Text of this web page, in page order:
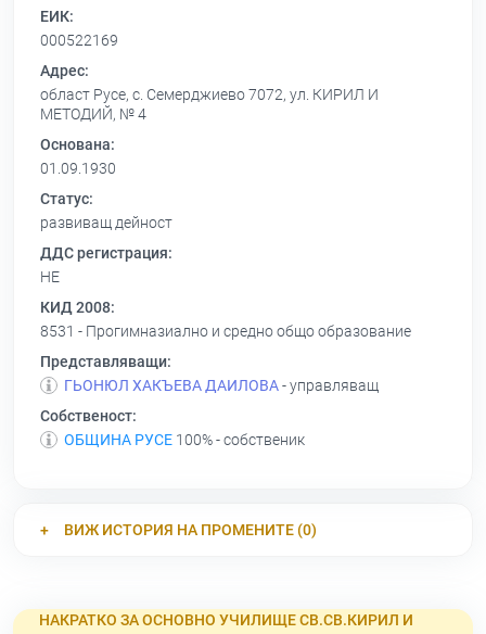
ЕИК:
000522169
Адрес:
област Русе, с. Семерджиево 7072, ул. КИРИЛ И
МЕТОДИЙ, № 4
Основана:
01.09.1930
Статус:
развиващ дейност
ДДС регистрация:
НЕ
КИД 2008:
8531 - Прогимназиално и средно общо образование
Представляващи:
ГЬОНЮЛ ХАКЪЕВА ДАИЛОВА- управляващ
Собственост:
ОБЩИНА РУСЕ 100% - собственик
ВИЖ ИСТОРИЯ НА ПРОМЕНИТЕ (0)
НАКРАТКО ЗА ОСНОВНО УЧИЛИЩЕ СВ.СВ.КИРИЛ И